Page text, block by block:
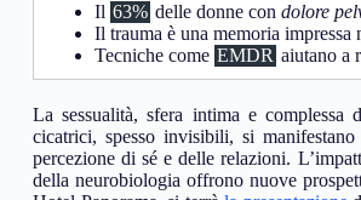
Il 63% delle donne con dolore
Il trauma è una memoria
Tecniche come EMDR aiutano a
La sessualità, sfera intima e complessa
cicatrici, spesso invisibili, si
percezione di sé e delle relazioni.
della neurobiologia offrono nuove